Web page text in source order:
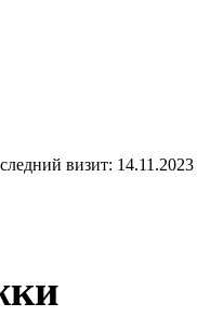
визит: